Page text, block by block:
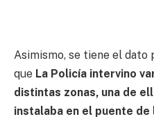
Asimismo, se tiene el dato
que La Policía intervino
distintas zonas, una de
instalaba en el puente de